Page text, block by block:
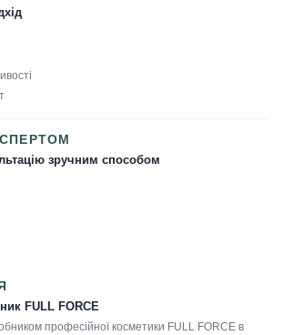
зручним способом
FULL FORCE
професійної косметики FULL FORCE в